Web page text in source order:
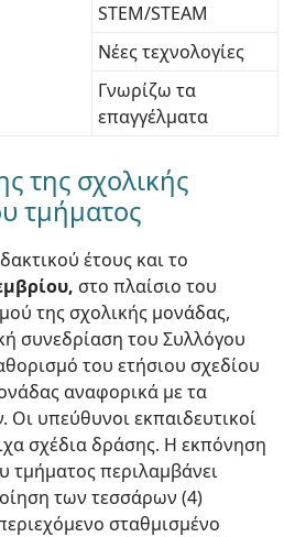
STEM/STEAM
Νέες τεχνολογίες
Γνωρίζω τα
επαγγέλματα
της σχολικής
τμήματος
έτους και το
στο πλαίσιο του
της σχολικής μονάδας,
συνεδρίαση του Συλλόγου
του ετήσιου σχεδίου
αναφορικά με τα
Οι υπεύθυνοι εκπαιδευτικοί
σχέδια δράσης. Η εκπόνηση
τμήματος περιλαμβάνει
των τεσσάρων (4)
σταθμισμένο